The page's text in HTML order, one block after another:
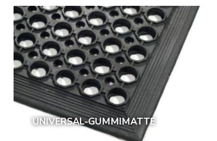
UNIVERSAL-GUMMIMATTE